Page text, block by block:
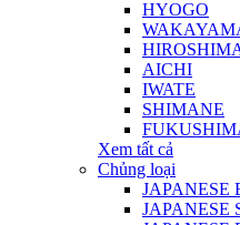
HYOGO
AICHI
IWATE
SHIMANE
Xem tất cả
Chủng loại
JAPANESE
JAPANESE